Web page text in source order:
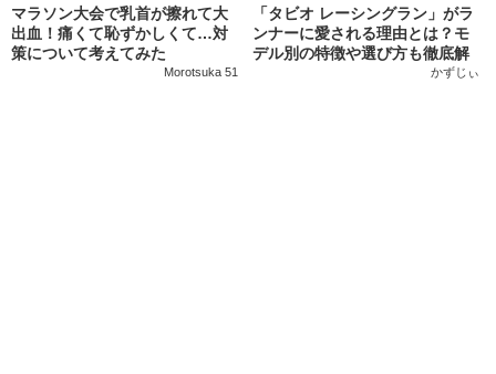
マラソン大会で乳首が擦れて大
出血！痛くて恥ずかしくて…対
策について考えてみた
Morotsuka 51
「タビオ レーシングラン」がラ
ンナーに愛される理由とは？モ
デル別の特徴や選び方も徹底解
かずじぃ